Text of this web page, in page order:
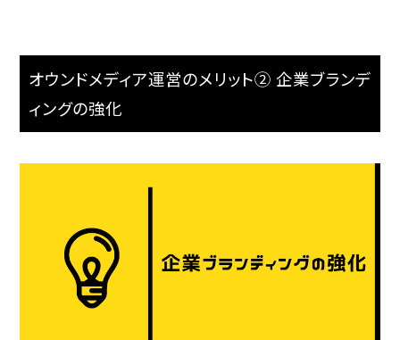
オウンドメディア運営のメリット② 企業ブランデ
ィングの強化